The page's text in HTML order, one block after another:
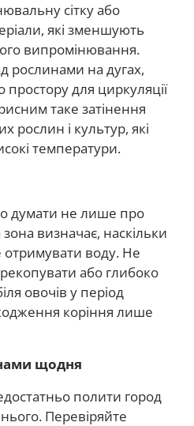
сітку або
які зменшують
випромінювання.
рослинами на дугах,
для циркуляції
таке затінення
рослин і культур, які
температури.
думати не лише про
визначає, наскільки
воду. Не
або глибоко
овочів у період
коріння лише
щодня
полити город
Перевіряйте